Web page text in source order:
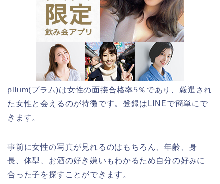
pllum(プラム)は女性の面接合格率5％であり、厳選され
た女性と会えるのが特徴です。登録はLINEで簡単にで
きます。
事前に女性の写真が見れるのはもちろん、年齢、身
長、体型、お酒の好き嫌いもわかるため自分の好みに
合った子を探すことができます。